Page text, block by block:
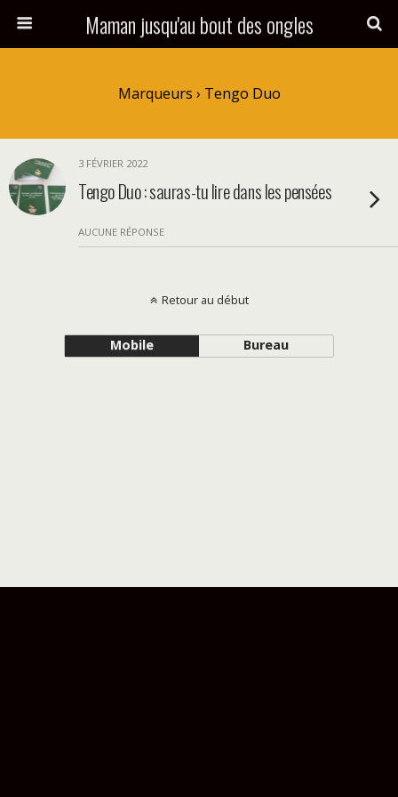
Maman jusqu'au bout des ongles
Marqueurs › Tengo Duo
3 FÉVRIER 2022
Tengo Duo : sauras-tu lire dans les pensées
AUCUNE RÉPONSE
Retour au début
Mobile Bureau